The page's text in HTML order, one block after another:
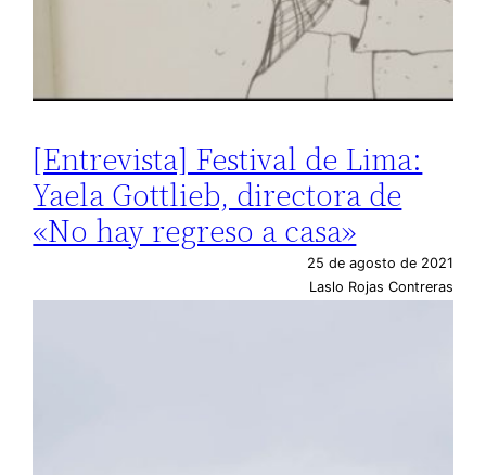
[Entrevista] Festival de Lima:
Yaela Gottlieb, directora de
«No hay regreso a casa»
25 de agosto de 2021
Laslo Rojas Contreras